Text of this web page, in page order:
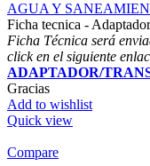
AGUA Y
Ficha tecnica -
Ficha Técnica será
click en el siguiente
ADAPTADOR/
Gracias
Add to wishlist
Quick view
Compare